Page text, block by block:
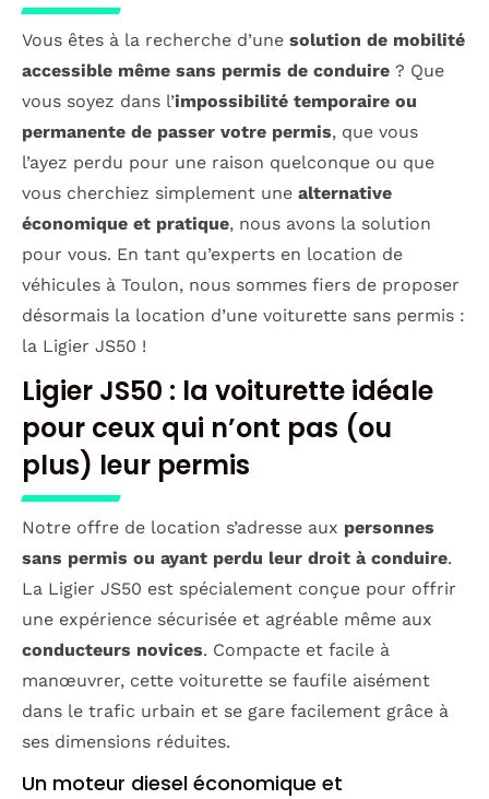
Vous êtes à la recherche d’une solution de mobilité
accessible même sans permis de conduire ? Que
vous soyez dans l’impossibilité temporaire ou
permanente de passer votre permis, que vous
l’ayez perdu pour une raison quelconque ou que
vous cherchiez simplement une alternative
économique et pratique, nous avons la solution
pour vous. En tant qu’experts en location de
véhicules à Toulon, nous sommes fiers de proposer
désormais la location d’une voiturette sans permis :
la Ligier JS50 !
Ligier JS50 : la voiturette idéale
pour ceux qui n’ont pas (ou
plus) leur permis
Notre offre de location s’adresse aux personnes
sans permis ou ayant perdu leur droit à conduire.
La Ligier JS50 est spécialement conçue pour offrir
une expérience sécurisée et agréable même aux
conducteurs novices. Compacte et facile à
manœuvrer, cette voiturette se faufile aisément
dans le trafic urbain et se gare facilement grâce à
ses dimensions réduites.
Un moteur diesel économique et